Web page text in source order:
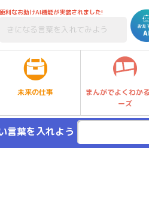
便利なお助けAI機能が実装されました!
未来の仕事
まんがでよくわか
ーズ
言葉を入れよう